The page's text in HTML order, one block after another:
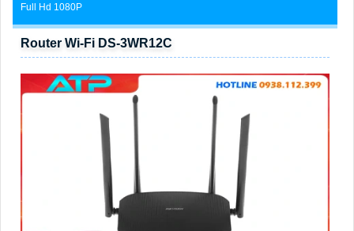
TƯ
KIỆN
CAMERA
Full Hd 1080P
Router Wi-Fi DS-3WR12C